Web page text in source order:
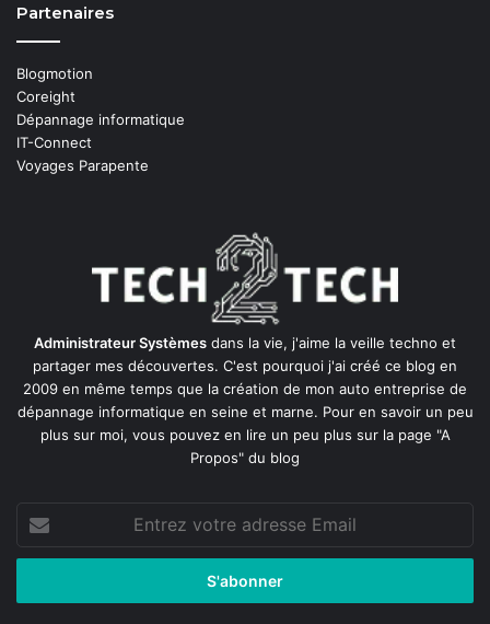
Partenaires
Blogmotion
Coreight
Dépannage informatique
IT-Connect
Voyages Parapente
Administrateur Systèmes dans la vie, j'aime la veille techno et
partager mes découvertes. C'est pourquoi j'ai créé ce blog en
2009 en même temps que la création de mon auto entreprise de
dépannage informatique en seine et marne. Pour en savoir un peu
plus sur moi, vous pouvez en lire un peu plus sur la page "A
Propos" du blog
votre
adresse